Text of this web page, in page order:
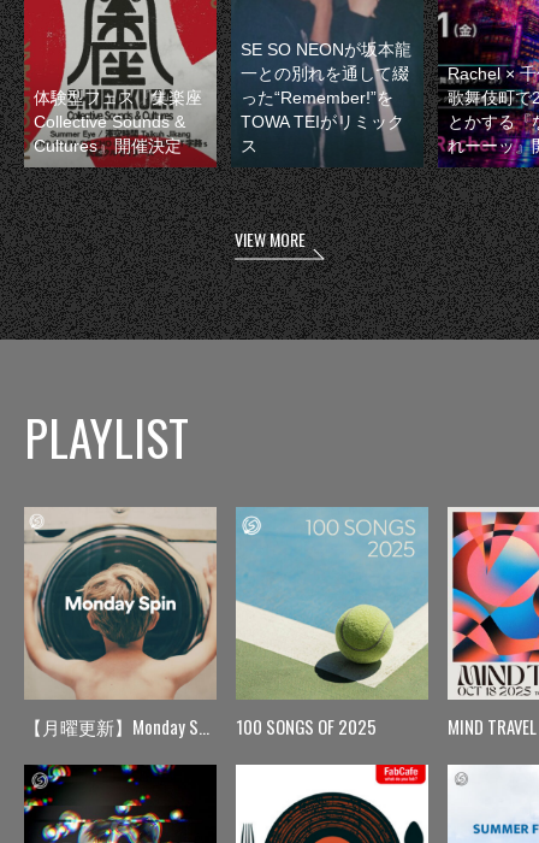
体験型フェス『集楽座
Collective Sounds &
Cultures』開催決定
SE SO NEONが坂本龍
一との別れを通して綴
った“Remember!”を
TOWA TEIがリミック
ス
Rachel ×
歌舞伎町で
とかする『
れーーッ』
VIEW MORE
PLAYLIST
【月曜更新】Monday Spin 100 SONGS OF 2025 MIND TRAVEL